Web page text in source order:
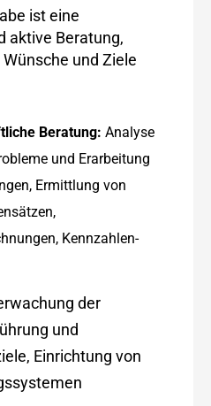
ist eine
aktive Beratung,
und Ziele
Beratung: Analyse
und Erarbeitung
Ermittlung von
Kennzahlen-
der
und
Einrichtung von